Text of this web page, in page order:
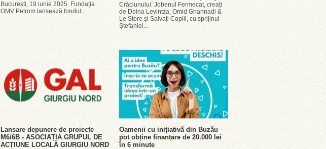
București, 19 iunie 2025. Fundația
OMV Petrom lansează fondul...
Crăciunului: Jobenul Fermecat, creați
de Doina Levintza, Omid Ghannadi &
Le Store și Salvați Copiii, cu sprijinul
Ștefaniei...
Lansare depunere de proiecte
M6/6B - ASOCIAȚIA GRUPUL DE
ACȚIUNE LOCALĂ GIURGIU NORD
Oamenii cu inițiativă din Buzău
pot obține finanțare de 20.000 lei
în 6 minute